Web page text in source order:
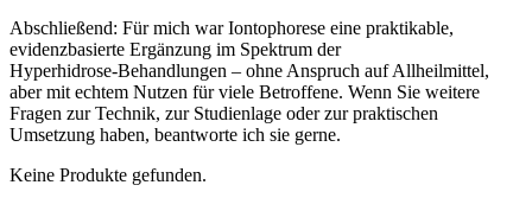
Abschließend:⁢ Für mich war Iontophorese⁤ eine praktikable,
evidenzbasierte ⁤Ergänzung⁢ im Spektrum‌ der
Hyperhidrose‑Behandlungen – ohne Anspruch auf ⁢Allheilmittel,
aber mit echtem Nutzen‌ für viele Betroffene. Wenn ‍Sie‌ weitere
⁤Fragen zur Technik, zur ⁤Studienlage oder zur praktischen
Umsetzung haben, beantworte ⁢ich sie⁣ gerne.
Keine Produkte gefunden.